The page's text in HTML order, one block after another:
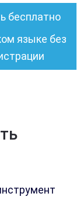
бесплатно
языке без